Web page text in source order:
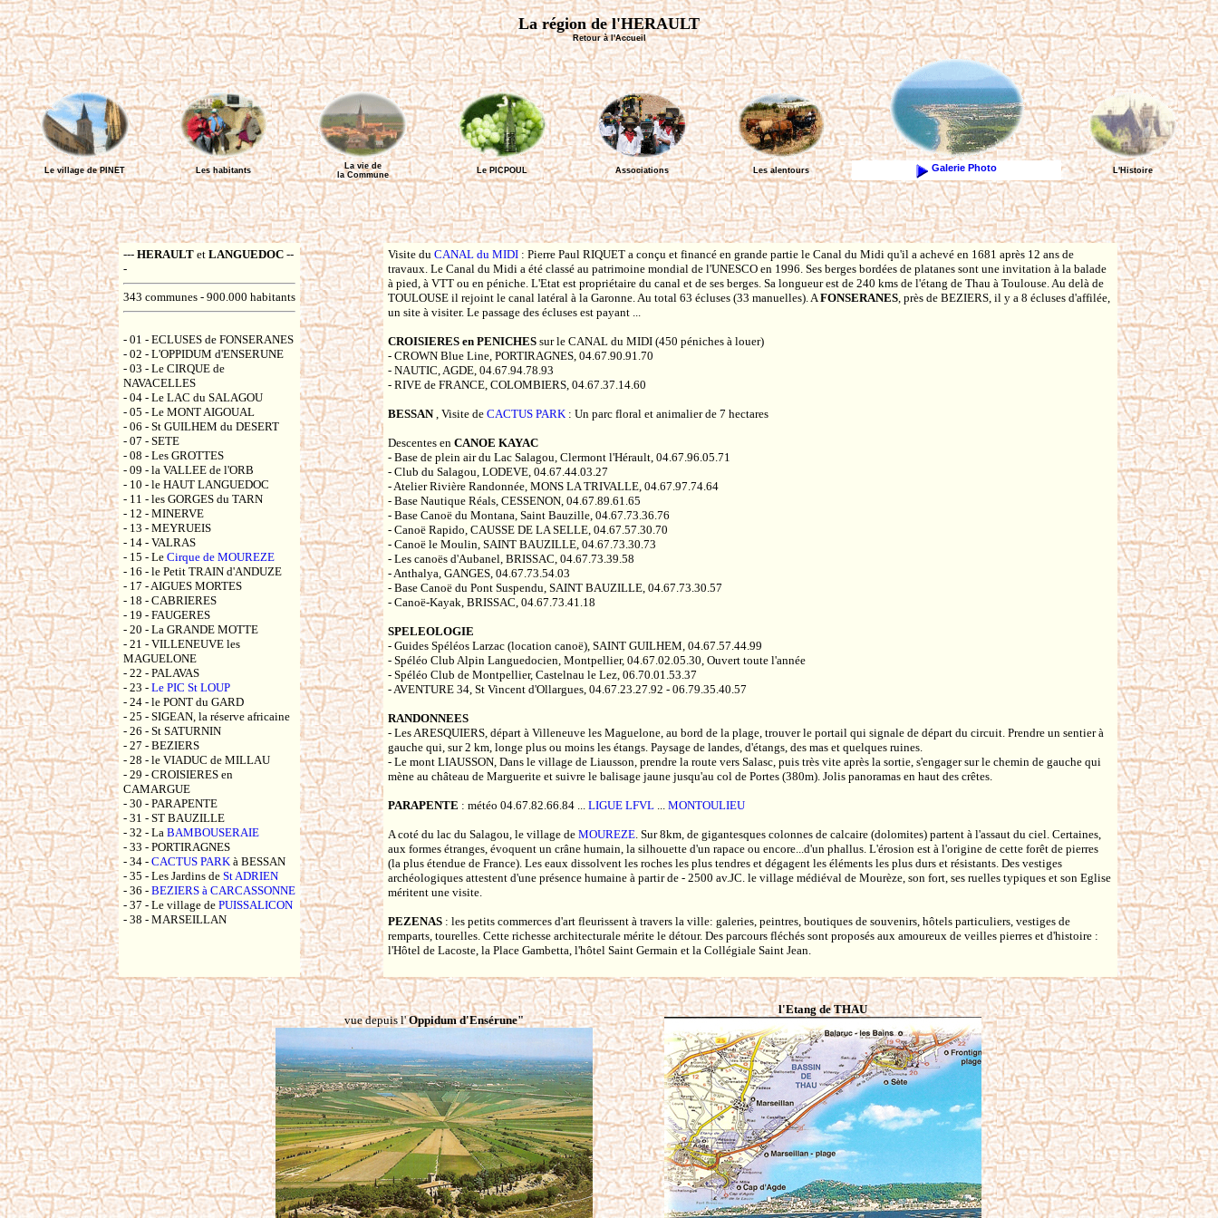
La région de l'HERAULT
Retour à l'Accueil
Le village de PINET Les habitants
La vie de
la Commune
Le PICPOUL Associations Les alentours Galerie Photo L'Histoire
--- HERAULT et LANGUEDOC --
-
343 communes - 900.000 habitants
- 01 - ECLUSES de FONSERANES
- 02 - L'OPPIDUM d'ENSERUNE
- 03 - Le CIRQUE de
NAVACELLES
- 04 - Le LAC du SALAGOU
- 05 - Le MONT AIGOUAL
- 06 - St GUILHEM du DESERT
- 07 - SETE
- 08 - Les GROTTES
- 09 - la VALLEE de l'ORB
- 10 - le HAUT LANGUEDOC
- 11 - les GORGES du TARN
- 12 - MINERVE
- 13 - MEYRUEIS
- 14 - VALRAS
- 15 - Le Cirque de MOUREZE
- 16 - le Petit TRAIN d'ANDUZE
- 17 - AIGUES MORTES
- 18 - CABRIERES
- 19 - FAUGERES
- 20 - La GRANDE MOTTE
- 21 - VILLENEUVE les
MAGUELONE
- 22 - PALAVAS
- 23 - Le PIC St LOUP
- 24 - le PONT du GARD
- 25 - SIGEAN, la réserve africaine
- 26 - St SATURNIN
- 27 - BEZIERS
- 28 - le VIADUC de MILLAU
- 29 - CROISIERES en
CAMARGUE
- 30 - PARAPENTE
- 31 - ST BAUZILLE
- 32 - La BAMBOUSERAIE
- 33 - PORTIRAGNES
- 34 - CACTUS PARK à BESSAN
- 35 - Les Jardins de St ADRIEN
- 36 - BEZIERS à CARCASSONNE
- 37 - Le village de PUISSALICON
- 38 - MARSEILLAN
Visite du CANAL du MIDI : Pierre Paul RIQUET a conçu et financé en grande partie le Canal du Midi qu'il a achevé en 1681 après 12 ans de
travaux. Le Canal du Midi a été classé au patrimoine mondial de l'UNESCO en 1996. Ses berges bordées de platanes sont une invitation à la balade
à pied, à VTT ou en péniche. L'Etat est propriétaire du canal et de ses berges. Sa longueur est de 240 kms de l'étang de Thau à Toulouse. Au delà de
TOULOUSE il rejoint le canal latéral à la Garonne. Au total 63 écluses (33 manuelles). AFONSERANES, près de BEZIERS, il y a 8 écluses d'affilée,
un site à visiter. Le passage des écluses est payant ...
CROISIERES en PENICHES sur le CANAL du MIDI (450 péniches à louer)
- CROWN Blue Line, PORTIRAGNES, 04.67.90.91.70
- NAUTIC, AGDE, 04.67.94.78.93
- RIVE de FRANCE, COLOMBIERS, 04.67.37.14.60
BESSAN, Visite de CACTUS PARK : Un parc floral et animalier de 7 hectares
Descentes en CANOE KAYAC
- Base de plein air du Lac Salagou, Clermont l'Hérault, 04.67.96.05.71
- Club du Salagou, LODEVE, 04.67.44.03.27
- Atelier Rivière Randonnée, MONS LA TRIVALLE, 04.67.97.74.64
- Base Nautique Réals, CESSENON, 04.67.89.61.65
- Base Canoë du Montana, Saint Bauzille, 04.67.73.36.76
- Canoë Rapido, CAUSSE DE LA SELLE, 04.67.57.30.70
- Canoë le Moulin, SAINT BAUZILLE, 04.67.73.30.73
- Les canoës d'Aubanel, BRISSAC, 04.67.73.39.58
- Anthalya, GANGES, 04.67.73.54.03
- Base Canoë du Pont Suspendu, SAINT BAUZILLE, 04.67.73.30.57
- Canoë-Kayak, BRISSAC, 04.67.73.41.18
SPELEOLOGIE
- Guides Spéléos Larzac (location canoë), SAINT GUILHEM, 04.67.57.44.99
- Spéléo Club Alpin Languedocien, Montpellier, 04.67.02.05.30, Ouvert toute l'année
- Spéléo Club de Montpellier, Castelnau le Lez, 06.70.01.53.37
- AVENTURE 34, St Vincent d'Ollargues, 04.67.23.27.92 - 06.79.35.40.57
RANDONNEES
- Les ARESQUIERS, départ à Villeneuve les Maguelone, au bord de la plage, trouver le portail qui signale de départ du circuit. Prendre un sentier à
gauche qui, sur 2 km, longe plus ou moins les étangs. Paysage de landes, d'étangs, des mas et quelques ruines.
- Le mont LIAUSSON, Dans le village de Liausson, prendre la route vers Salasc, puis très vite après la sortie, s'engager sur le chemin de gauche qui
mène au château de Marguerite et suivre le balisage jaune jusqu'au col de Portes (380m). Jolis panoramas en haut des crêtes.
PARAPENTE : météo 04.67.82.66.84 ... LIGUE LFVL ... MONTOULIEU
A coté du lac du Salagou, le village de MOUREZE. Sur 8km, de gigantesques colonnes de calcaire (dolomites) partent à l'assaut du ciel. Certaines,
aux formes étranges, évoquent un crâne humain, la silhouette d'un rapace ou encore...d'un phallus. L'érosion est à l'origine de cette forêt de pierres
(la plus étendue de France). Les eaux dissolvent les roches les plus tendres et dégagent les éléments les plus durs et résistants. Des vestiges
archéologiques attestent d'une présence humaine à partir de - 2500 av.JC. le village médiéval de Mourèze, son fort, ses ruelles typiques et son Eglise
méritent une visite.
PEZENAS : les petits commerces d'art fleurissent à travers la ville: galeries, peintres, boutiques de souvenirs, hôtels particuliers, vestiges de
remparts, tourelles. Cette richesse architecturale mérite le détour. Des parcours fléchés sont proposés aux amoureux de veilles pierres et d'histoire :
l'Hôtel de Lacoste, la Place Gambetta, l'hôtel Saint Germain et la Collégiale Saint Jean.
vue depuis l'Oppidum d'Ensérune"
l'Etang de THAU